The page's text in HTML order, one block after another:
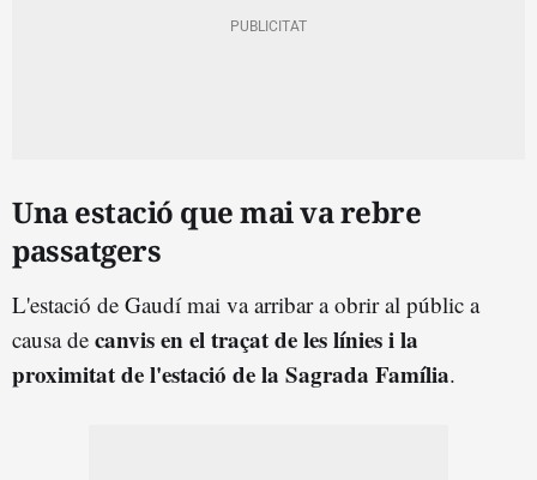
Una estació que mai va rebre
passatgers
L'estació de Gaudí mai va arribar a obrir al públic a
causa de canvis en el traçat de les línies i la
proximitat de l'estació de la Sagrada Família.